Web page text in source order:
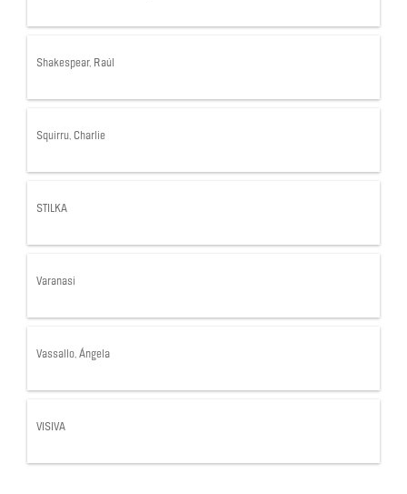
Shakespear, Raúl
Squirru, Charlie
STILKA
Varanasi
Vassallo, Ángela
VISIVA